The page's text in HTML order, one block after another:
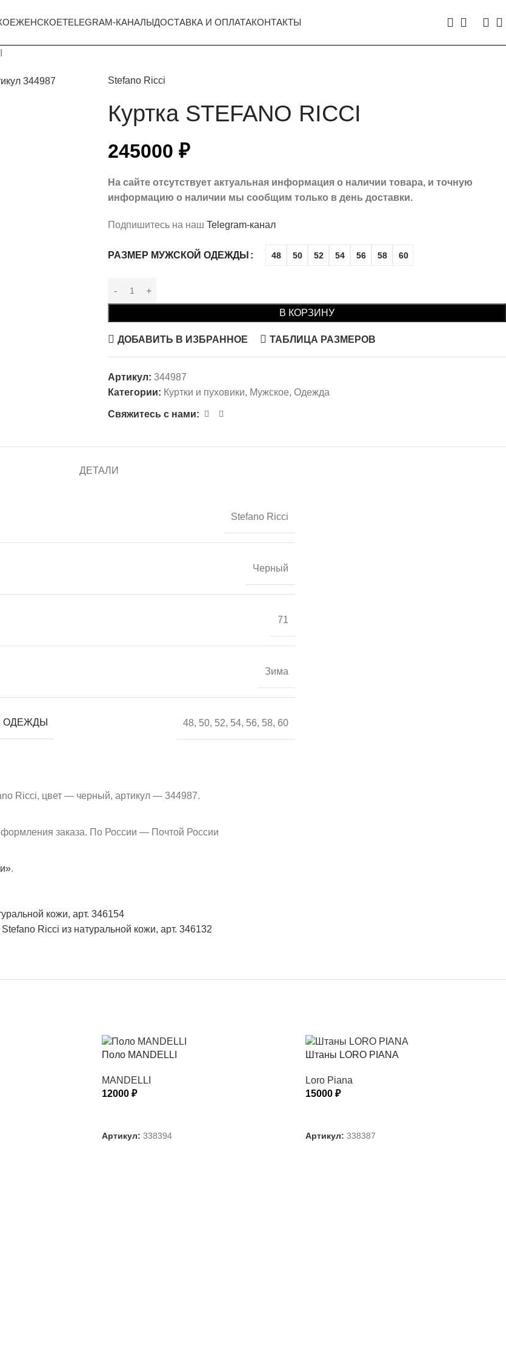
ЖЕНСКОЕTELEGRAM-КАНАЛЫДОСТАВКА И ОПЛАТАКОНТАКТЫ
Stefano Ricci
Куртка STEFANO RICCI
245000 ₽
На сайте отсутствует актуальная информация о наличии товара, и точную
информацию о наличии мы сообщим только в день доставки.
Подпишитесь на наш Telegram-канал
РАЗМЕР МУЖСКОЙ ОДЕЖДЫ 48 50 52 54 56 58 60
В КОРЗИНУ
ДОБАВИТЬ В ИЗБРАННОЕ ТАБЛИЦА РАЗМЕРОВ
Артикул: 344987
Категории: Куртки и пуховики, Мужское, Одежда
Свяжитесь с нами:
ДЕТАЛИ
Stefano Ricci
Черный
71
Зима
ОДЕЖДЫ 48, 50, 52, 54, 56, 58, 60
Ricci, цвет — черный, артикул — 344987.
заказа. По России — Почтой России
.
кожи, арт. 346154
Ricci из натуральной кожи, арт. 346132
Поло MANDELLI
MANDELLI
12000 ₽
Артикул: 338394
Штаны LORO PIANA
Loro Piana
15000 ₽
Артикул: 338387